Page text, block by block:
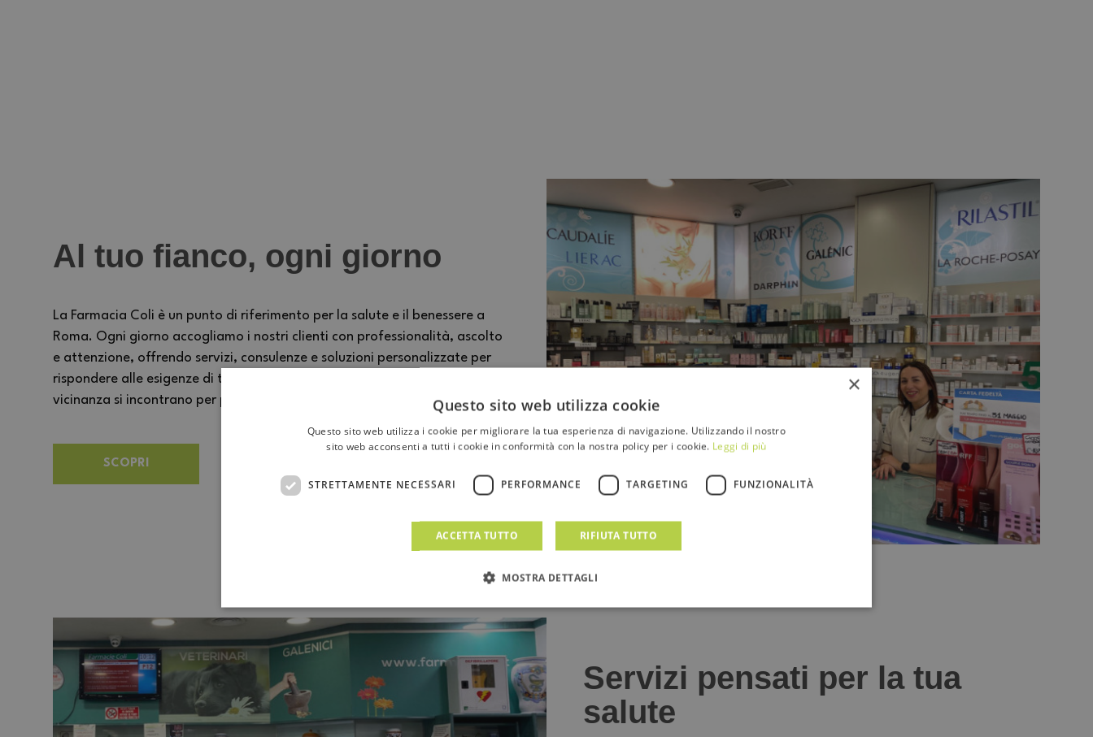
Al tuo fianco, ogni giorno
La Farmacia Coli è un punto di riferimento per la salute e il benessere a
Roma. Ogni giorno accogliamo i nostri clienti con professionalità, ascolto
e attenzione, offrendo servizi, consulenze e soluzioni personalizzate per
rispondere alle esigenze di tutta la famiglia. Un luogo dove competenza e
vicinanza si incontrano per prendersi cura delle persone.
SCOPRI
Servizi pensati per la tua
salute
×
Questo sito web utilizza cookie
Questo sito web utilizza i cookie per migliorare la tua esperienza di navigazione. Utilizzando il nostro
sito web acconsenti a tutti i cookie in conformità con la nostra policy per i cookie. Leggi di più
STRETTAMENTE NECESSARI PERFORMANCE TARGETING FUNZIONALITÀ
ACCETTA TUTTO RIFIUTA TUTTO
MOSTRA DETTAGLI